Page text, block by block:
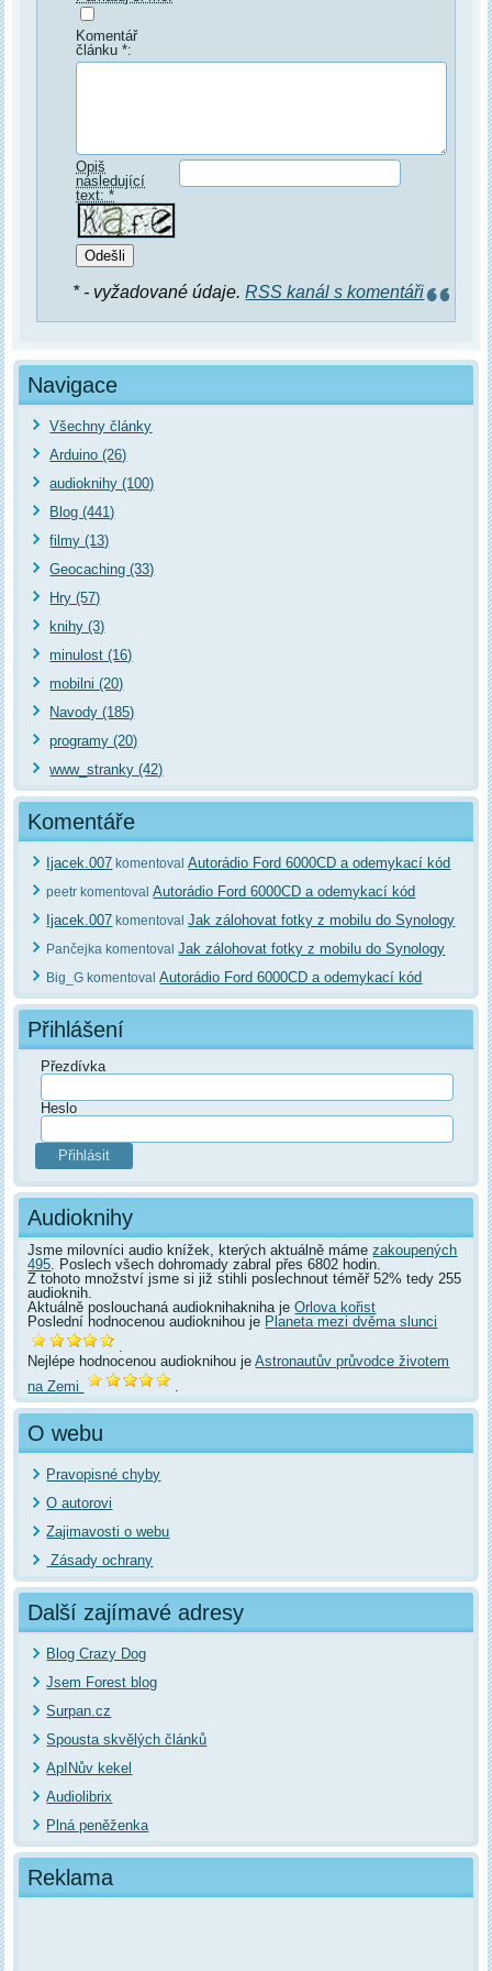
Komentář
článku *:
Opiš
následující
text: *
* - vyžadované údaje.RSS kanál s komentáři
Navigace
Všechny články
Arduino (26)
audioknihy (100)
Blog (441)
filmy (13)
Geocaching (33)
Hry (57)
knihy (3)
minulost (16)
mobilni (20)
Navody (185)
programy (20)
www_stranky (42)
Komentáře
Ijacek.007 komentovalAutorádio Ford 6000CD a odemykací kód
peetr komentovalAutorádio Ford 6000CD a odemykací kód
Ijacek.007 komentovalJak zálohovat fotky z mobilu do Synology
Pančejka komentovalJak zálohovat fotky z mobilu do Synology
Big_G komentovalAutorádio Ford 6000CD a odemykací kód
Přihlášení
Přezdívka
Heslo
Audioknihy
Jsme milovníci audio knížek, kterých aktuálně mámezakoupených
495. Poslech všech dohromady zabral přes 6802 hodin.
Z tohoto množství jsme si již stihli poslechnout téměř 52% tedy 255
audioknih.
Aktuálně poslouchaná audioknihakniha jeOrlova kořist
Poslední hodnocenou audioknihou je Planeta mezi dvěma slunci
.
Nejlépe hodnocenou audioknihou jeAstronautův průvodce životem
na Zemi
.
O webu
Pravopisné chyby
O autorovi
Zajimavosti o webu
Zásady ochrany
Další zajímavé adresy
Blog Crazy Dog
Jsem Forest blog
Surpan.cz
Spousta skvělých článků
ApINův kekel
Audiolibrix
Plná peněženka
Reklama